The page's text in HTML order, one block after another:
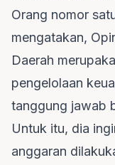
Orang nomor
mengatakan,
Daerah
pengelolaan
tanggung jawab
Untuk itu, dia
anggaran